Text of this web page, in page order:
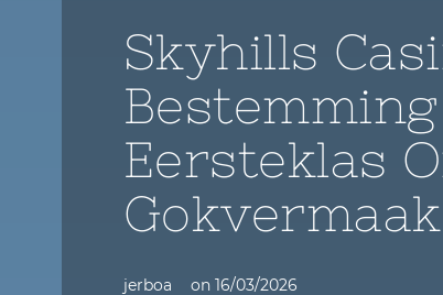
Skyhills
Eersteklas
Gokvermaak
jerboa on 16/03/2026